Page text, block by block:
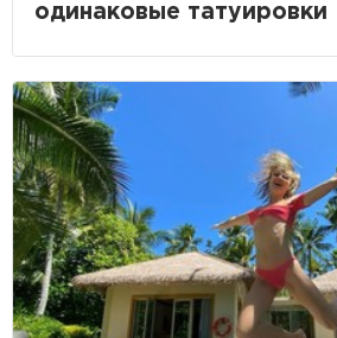
одинаковые татуировки